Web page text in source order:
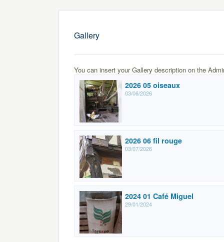
Gallery
You can insert your Gallery description on the
2026 05 oiseaux
03/06/2026
2026 06 fil rouge
03/07/2026
2024 01 Café Miguel
29/01/2024